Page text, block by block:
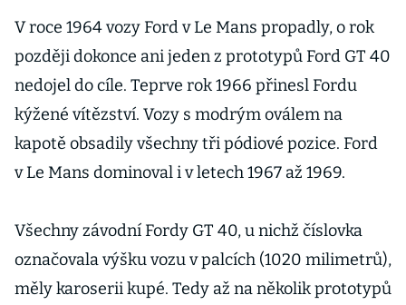
V roce 1964 vozy Ford v Le Mans propadly, o rok
později dokonce ani jeden z prototypů Ford GT 40
nedojel do cíle. Teprve rok 1966 přinesl Fordu
kýžené vítězství. Vozy s modrým oválem na
kapotě obsadily všechny tři pódiové pozice. Ford
v Le Mans dominoval i v letech 1967 až 1969.
Všechny závodní Fordy GT 40, u nichž číslovka
označovala výšku vozu v palcích (1020 milimetrů),
měly karoserii kupé. Tedy až na několik prototypů